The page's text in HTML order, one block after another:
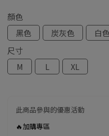
顏色
黑色
炭灰色 白色
尺寸
M
L XL
此商品參與的優惠活動
🔥加購專區